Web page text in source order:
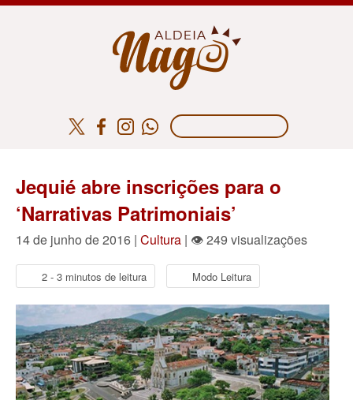
Jequié abre inscrições para o
‘Narrativas Patrimoniais’
14 de junho de 2016 | Cultura | 👁 249 visualizações
2 - 3 minutos de leitura Modo Leitura